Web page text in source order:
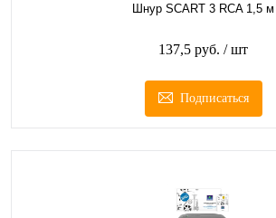
Шнур SCART 3 RCA 1,5 м
137,5 руб. / шт
Подписаться